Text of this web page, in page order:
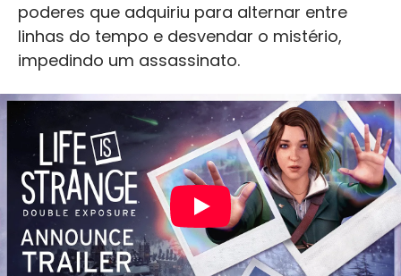
poderes que adquiriu para alternar entre
linhas do tempo e desvendar o mistério,
impedindo um assassinato.